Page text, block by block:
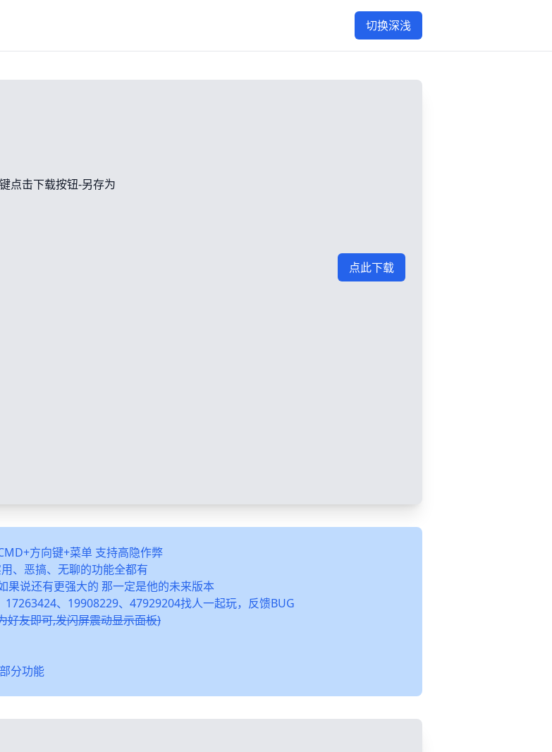
切换深浅
点击下载按钮-另存为
点此下载
方向键+菜单 支持高隐作弊
、恶搞、无聊的功能全都有
果说还有更强大的 那一定是他的未来版本
、19908229、47929204找人一起玩，反馈BUG
友即可,发闪屏震动显示面板)
分功能